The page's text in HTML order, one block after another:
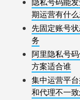
期运营有什
先固定账号
务
阿里隐私号
方案适合谁
集中运营平
和代理不一